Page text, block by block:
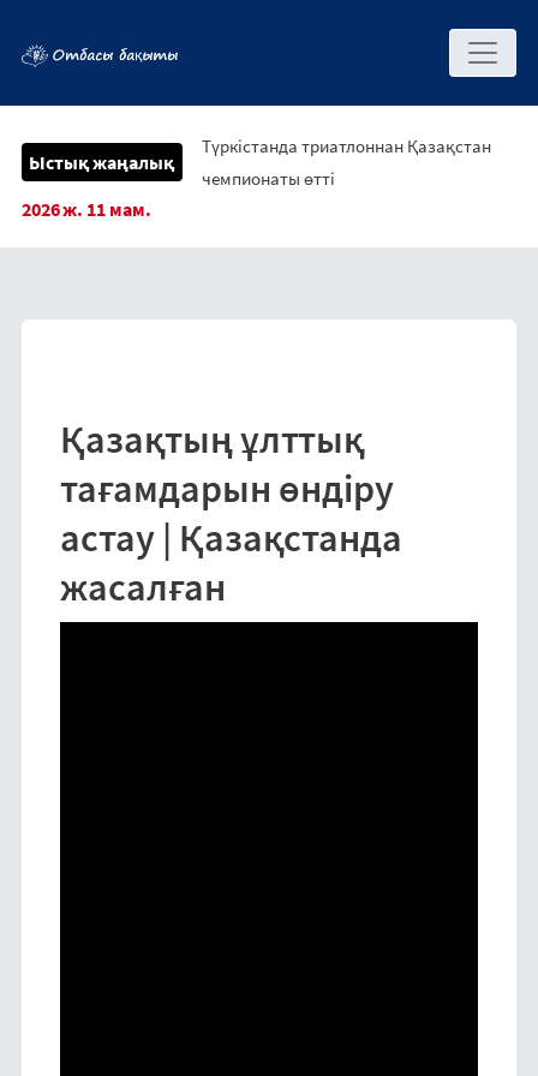
Ыстық жаңалық
Түркістанда триатлоннан Қазақстан
чемпионаты өтті
2026 ж. 11 мам.
Қазақтың ұлттық
тағамдарын өндіру
астау | Қазақстанда
жасалған